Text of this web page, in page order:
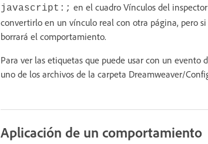
javascript:; en el cuadro Vínculos del
convertirlo en un vínculo real con otra página, pero
borrará el comportamiento.
Para ver las etiquetas que puede usar con un
uno de los archivos de la carpeta Dreamweaver/
Aplicación de un comportamiento